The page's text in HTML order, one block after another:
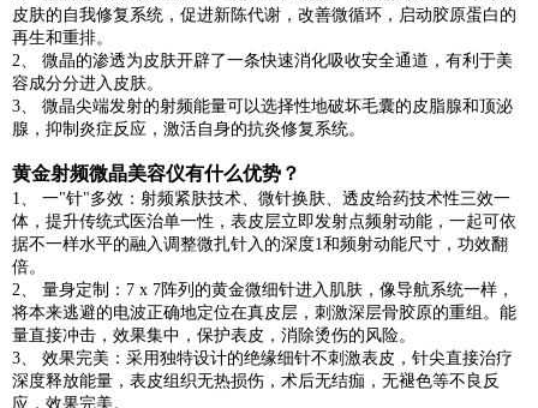
皮肤的自我修复系统，促进新陈代谢，改善微循环，启动胶原蛋白的
再生和重排。
2、 微晶的渗透为皮肤开辟了一条快速消化吸收安全通道，有利于美
容成分分进入皮肤。
3、 微晶尖端发射的射频能量可以选择性地破坏毛囊的皮脂腺和顶泌
腺，抑制炎症反应，激活自身的抗炎修复系统。
黄金射频微晶美容仪有什么优势？
1、 一"针"多效：射频紧肤技术、微针换肤、透皮给药技术性三效一
体，提升传统式医治单一性，表皮层立即发射点频射动能，一起可依
据不一样水平的融入调整微扎针入的深度1和频射动能尺寸，功效翻
倍。
2、 量身定制：7 x 7阵列的黄金微细针进入肌肤，像导航系统一样，
将本来逃避的电波正确地定位在真皮层，刺激深层骨胶原的重组。能
量直接冲击，效果集中，保护表皮，消除烫伤的风险。
3、 效果完美：采用独特设计的绝缘细针不刺激表皮，针尖直接治疗
深度释放能量，表皮组织无热损伤，术后无结痂，无褪色等不良反
应，效果完美。